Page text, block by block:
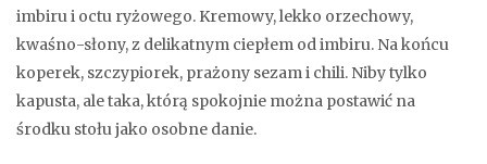
imbiru i octu ryżowego. Kremowy, lekko orzechowy,
kwaśno-słony, z delikatnym ciepłem od imbiru. Na końcu
koperek, szczypiorek, prażony sezam i chili. Niby tylko
kapusta, ale taka, którą spokojnie można postawić na
środku stołu jako osobne danie.